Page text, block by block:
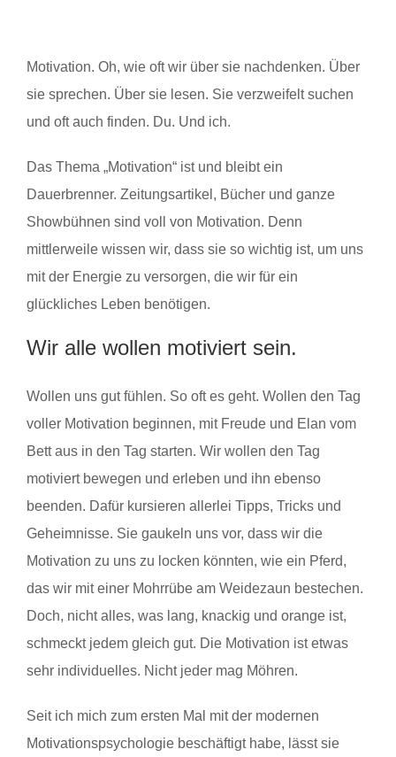
Motivation. Oh, wie oft wir über sie nachdenken. Über
sie sprechen. Über sie lesen. Sie verzweifelt suchen
und oft auch finden. Du. Und ich.
Das Thema „Motivation“ ist und bleibt ein
Dauerbrenner. Zeitungsartikel, Bücher und ganze
Showbühnen sind voll von Motivation. Denn
mittlerweile wissen wir, dass sie so wichtig ist, um uns
mit der Energie zu versorgen, die wir für ein
glückliches Leben benötigen.
Wir alle wollen motiviert sein.
Wollen uns gut fühlen. So oft es geht. Wollen den Tag
voller Motivation beginnen, mit Freude und Elan vom
Bett aus in den Tag starten. Wir wollen den Tag
motiviert bewegen und erleben und ihn ebenso
beenden. Dafür kursieren allerlei Tipps, Tricks und
Geheimnisse. Sie gaukeln uns vor, dass wir die
Motivation zu uns zu locken könnten, wie ein Pferd,
das wir mit einer Mohrrübe am Weidezaun bestechen.
Doch, nicht alles, was lang, knackig und orange ist,
schmeckt jedem gleich gut. Die Motivation ist etwas
sehr individuelles. Nicht jeder mag Möhren.
Seit ich mich zum ersten Mal mit der modernen
Motivationspsychologie beschäftigt habe, lässt sie